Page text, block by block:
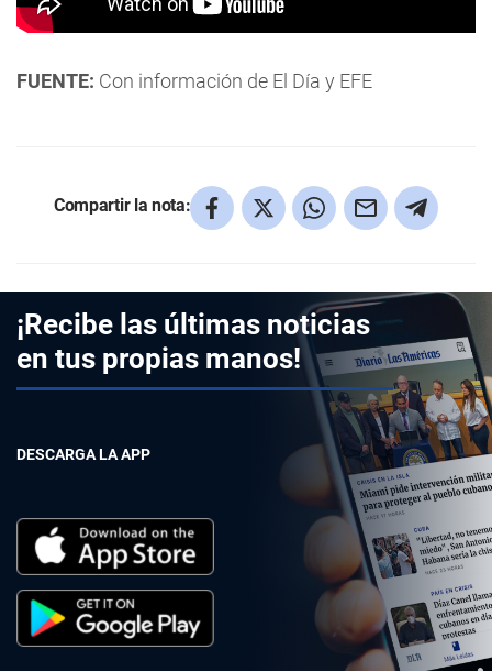
FUENTE: Con información de El Día y EFE
Compartir la nota:
¡Recibe las últimas noticias
en tus propias manos!
DESCARGA LA APP